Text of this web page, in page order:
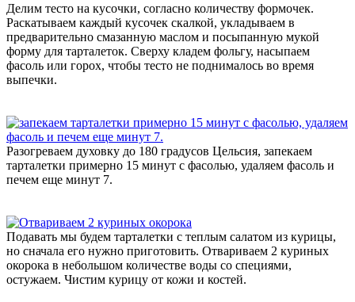
Делим тесто на кусочки, согласно количеству формочек.
Раскатываем каждый кусочек скалкой, укладываем в
предварительно смазанную маслом и посыпанную мукой
форму для тарталеток. Сверху кладем фольгу, насыпаем
фасоль или горох, чтобы тесто не поднималось во время
выпечки.
Разогреваем духовку до 180 градусов Цельсия, запекаем
тарталетки примерно 15 минут с фасолью, удаляем фасоль и
печем еще минут 7.
Подавать мы будем тарталетки с теплым салатом из курицы,
но сначала его нужно приготовить. Отвариваем 2 куриных
окорока в небольшом количестве воды со специями,
остужаем. Чистим курицу от кожи и костей.